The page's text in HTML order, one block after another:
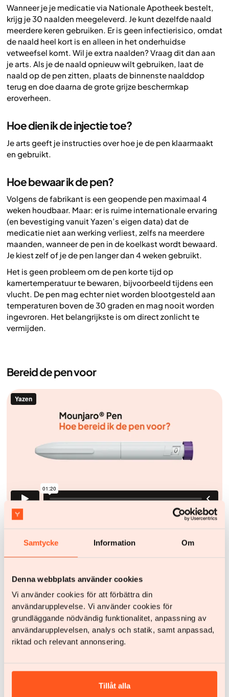
Samtycke Information Om
Denna webbplats använder cookies
Vi använder cookies för att förbättra din
användarupplevelse. Vi använder cookies för
grundläggande nödvändig funktionalitet, anpassning av
användarupplevelsen, analys och statik, samt anpassad,
riktad och relevant annonsering.
Tillåt alla
Wanneer je je medicatie via Nationale Apotheek bestelt,
krijg je 30 naalden meegeleverd. Je kunt dezelfde naald
meerdere keren gebruiken. Er is geen infectierisico, omdat
de naald heel kort is en alleen in het onderhuidse
vetweefsel komt. Wil je extra naalden? Vraag dit dan aan
je arts. Als je de naald opnieuw wilt gebruiken, laat de
naald op de pen zitten, plaats de binnenste naalddop
terug en doe daarna de grote grijze beschermkap
eroverheen.
Hoe dien ik de injectie toe?
Je arts geeft je instructies over hoe je de pen klaarmaakt
en gebruikt.
Hoe bewaar ik de pen?
Volgens de fabrikant is een geopende pen maximaal 4
weken houdbaar. Maar: er is ruime internationale ervaring
(en bevestiging vanuit Yazen’s eigen data) dat de
medicatie niet aan werking verliest, zelfs na meerdere
maanden, wanneer de pen in de koelkast wordt bewaard.
Je kiest zelf of je de pen langer dan 4 weken gebruikt.
Het is geen probleem om de pen korte tijd op
kamertemperatuur te bewaren, bijvoorbeeld tijdens een
vlucht. De pen mag echter niet worden blootgesteld aan
temperaturen boven de 30 graden en mag nooit worden
ingevroren. Het belangrijkste is om direct zonlicht te
vermijden.
Bereid de pen voor
Neem de injectie